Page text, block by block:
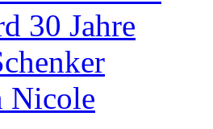
30 Jahre
Nicole